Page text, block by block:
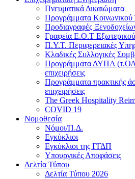
Πνευματικά Δικαιώματα
Προγράμματα Κοινωνικού
Προδιαγραφές
Γραφεία Ε.Ο.Τ Εξωτερικού
Π.Υ.Τ. Περιφερειακές
Κλαδικές Συλλογικές
Προγράμματα ΔΥΠΑ
επιχειρήσεις
Προγράμματα πρακτικής
επιχειρήσεις
The Greek Hospitality
COVID 19
Νομοθεσία
Νόμοι/Π.Δ.
Εγκύκλιοι
Εγκύκλιοι της ΓΓΔΠ
Υπουργικές Αποφάσεις
Δελτία Τύπου
Δελτία Τύπου 2026